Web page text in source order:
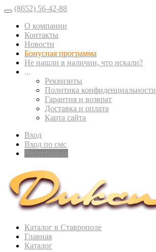
(8652) 56-42-88
О компании
Контакты
Новости
Бонусная программа
Не нашли в наличии, что искали?
...
Реквизиты
Политика конфиденциальности
Гарантия и возврат
Доставка и оплата
Карта сайта
Вход
Вход по смс
Каталог в Ставрополе
Главная
Каталог